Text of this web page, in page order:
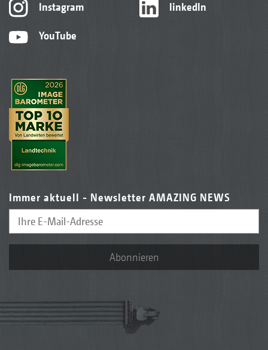
Instagram
YouTube
linkedIn
Immer aktuell - Newsletter AMAZING NEWS
Abonnieren